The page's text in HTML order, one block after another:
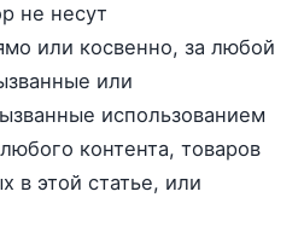
не несут
или косвенно, за любой
или
использованием
контента, товаров
в этой статье, или